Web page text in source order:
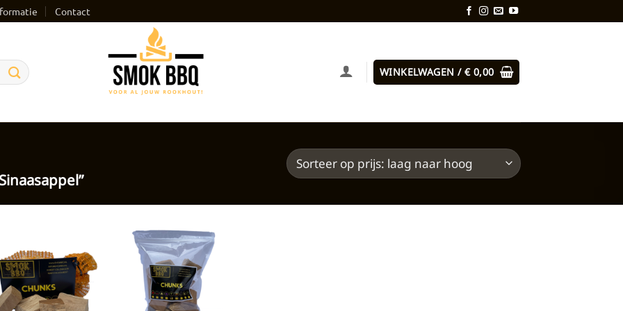
Contact
WINKELWAGEN / €0,00
Toevoegen
aan
verlanglijst
Toevoegen
aan
verlanglijst